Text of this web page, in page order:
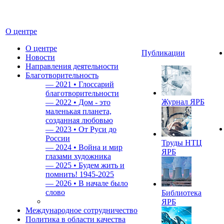
О центре
О центре
Новости
Направления деятельности
Благотворительность
— 2021 • Глоссарий
благотворительности
— 2022 • Дом - это
маленькая планета,
созданная любовью
— 2023 • От Руси до
России
— 2024 • Война и мир
глазами художника
— 2025 • Будем жить и
помнить! 1945-2025
— 2026 • В начале было
слово
Международное сотрудничество
Политика в области качества
Публикации
Журнал ЯРБ
Труды НТЦ
ЯРБ
Библиотека
ЯРБ